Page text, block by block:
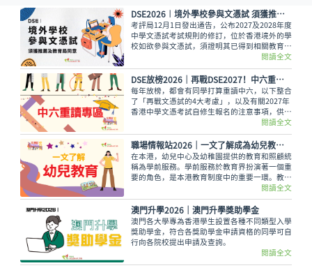
DSE2026︱境外學校參與文憑試 須獲推薦及教育局同意
考評局12月1日發出通告，公布2027及2028年度
中學文憑試考試規則的修訂，位於香港境外的學
校如欲參與文憑試，須證明其已得到相關教育局
或部門向教育局推薦，並獲教育局同意。閱讀全文
DSE放榜2026│再戰DSE2027！中六重讀專區
每年放榜，都會有同學打算重讀中六，以下整合
了「再戰文憑試的4大考慮」，以及有關2027年
香港中學文憑考試自修生報名的注意事項，供同
學參考，同時可向老師或專業人士查詢，深思熟
閱讀全文
職場情報站2026｜一文了解成為幼兒教育工作者需具備的條件及最新薪酬
在本港，幼兒中心及幼稚園提供的教育和照顧統
稱為學前服務。學前服務於教育界扮演著一個重
要的角色，是本港教育制度中的重要一環。教育
統籌委員會亦強調「幼兒教育是為終身學習和全
人發展奠定基礎的重要階段」。從事幼兒教育的
工作者，更是擔當一個領導的角色，須把兒童的
需要與教學理論結合，為他們提供各式各樣的教
學服務
閱讀全文
澳門升學2026｜澳門升學獎助學金
澳門各大學專為香港學生設置各種不同類型入學
獎助學金，符合各獎助學金申請資格的同學可自
行向各院校提出申請及查詢。
閱讀全文